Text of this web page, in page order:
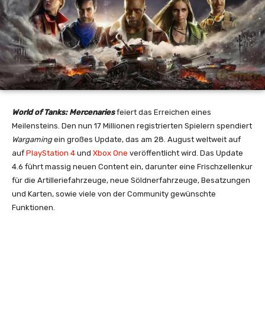
World of Tanks: Mercenariesfeiert das Erreichen eines
Meilensteins. Den nun 17 Millionen registrierten Spielern spendiert
Wargamingein großes Update, das am 28. August weltweit auf
auf PlayStation 4 und Xbox One veröffentlicht wird. Das Update
4.6 führt massig neuen Content ein, darunter eine Frischzellenkur
für die Artilleriefahrzeuge, neue Söldnerfahrzeuge, Besatzungen
und Karten, sowie viele von der Community gewünschte
Funktionen.